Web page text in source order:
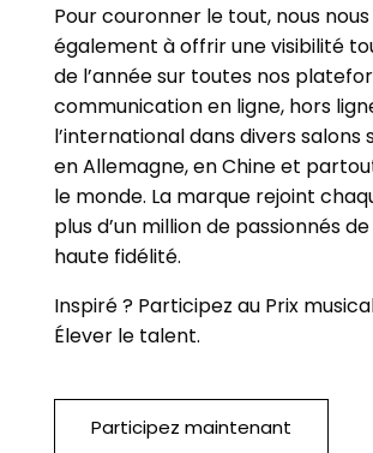
Pour couronner le tout, nous
également à offrir une visibilité
de l’année sur toutes nos
communication en ligne, hors
l’international dans divers salons
en Allemagne, en Chine et
le monde. La marque rejoint
plus d’un million de passionnés
haute fidélité.
Inspiré ? Participez au Prix
Élever le talent.
Participez maintenant